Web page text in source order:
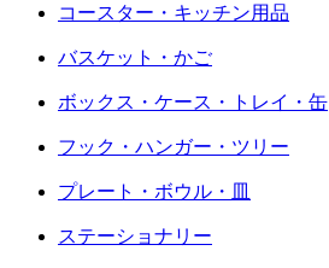
コースター・キッチン用品
バスケット・かご
ボックス・ケース・トレイ・缶
フック・ハンガー・ツリー
プレート・ボウル・皿
ステーショナリー